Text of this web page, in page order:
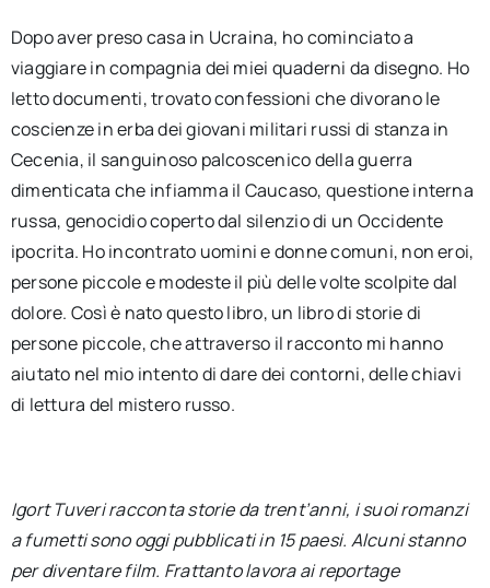
Dopo aver preso casa in Ucraina, ho cominciato a
viaggiare in compagnia dei miei quaderni da disegno. Ho
letto documenti, trovato confessioni che divorano le
coscienze in erba dei giovani militari russi di stanza in
Cecenia, il sanguinoso palcoscenico della guerra
dimenticata che infiamma il Caucaso, questione interna
russa, genocidio coperto dal silenzio di un Occidente
ipocrita. Ho incontrato uomini e donne comuni, non eroi,
persone piccole e modeste il più delle volte scolpite dal
dolore. Così è nato questo libro, un libro di storie di
persone piccole, che attraverso il racconto mi hanno
aiutato nel mio intento di dare dei contorni, delle chiavi
di lettura del mistero russo.
Igort Tuveri racconta storie da trent’anni, i suoi romanzi
a fumetti sono oggi pubblicati in 15 paesi. Alcuni stanno
per diventare film. Frattanto lavora ai reportage